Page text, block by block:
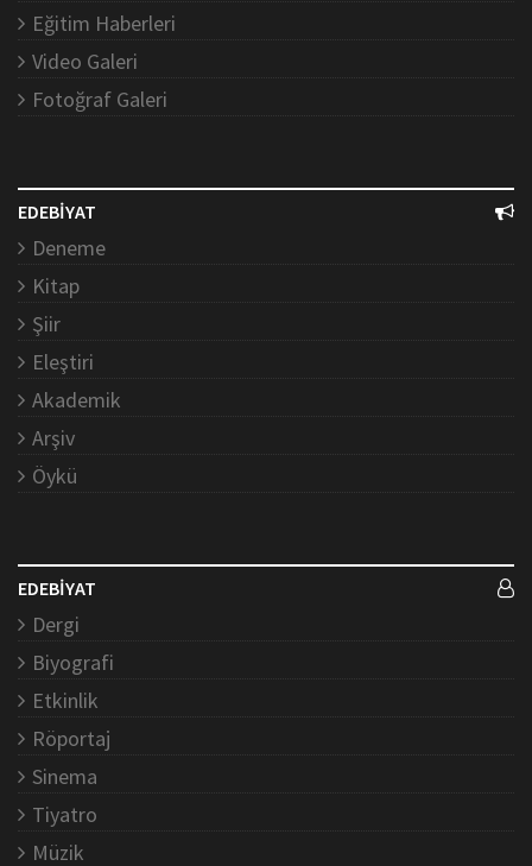
Eğitim Haberleri
Video Galeri
Fotoğraf Galeri
EDEBİYAT
Deneme
Kitap
Şiir
Eleştiri
Akademik
Arşiv
Öykü
EDEBİYAT
Dergi
Biyografi
Etkinlik
Röportaj
Sinema
Tiyatro
Müzik